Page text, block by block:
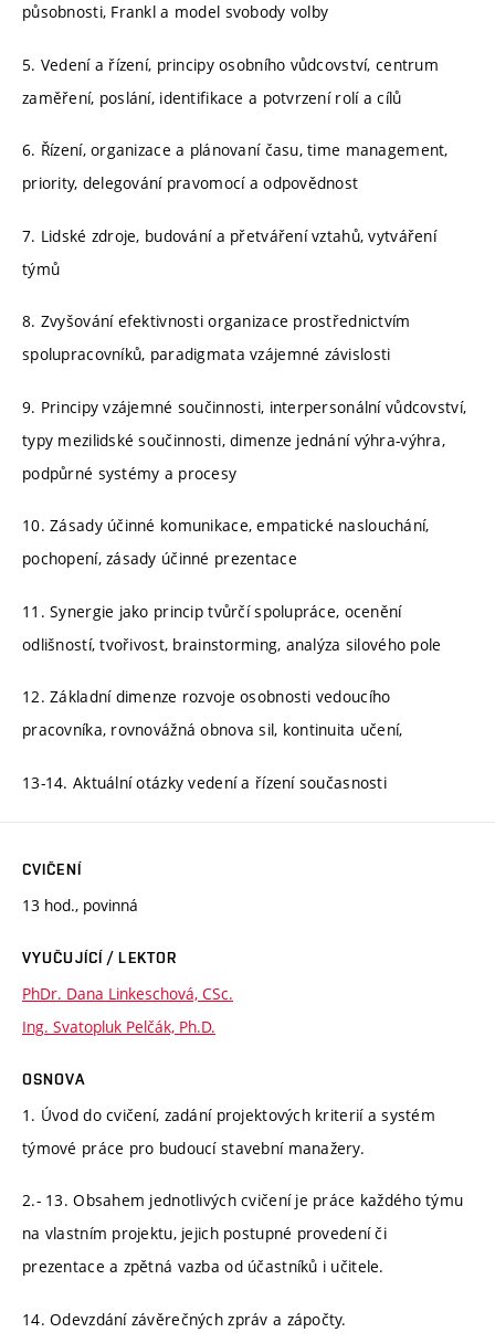
působnosti, Frankl a model svobody volby
5. Vedení a řízení, principy osobního vůdcovství, centrum
zaměření, poslání, identifikace a potvrzení rolí a cílů
6. Řízení, organizace a plánovaní času, time management,
priority, delegování pravomocí a odpovědnost
7. Lidské zdroje, budování a přetváření vztahů, vytváření
týmů
8. Zvyšování efektivnosti organizace prostřednictvím
spolupracovníků, paradigmata vzájemné závislosti
9. Principy vzájemné součinnosti, interpersonální vůdcovství,
typy mezilidské součinnosti, dimenze jednání výhra-výhra,
podpůrné systémy a procesy
10. Zásady účinné komunikace, empatické naslouchání,
pochopení, zásady účinné prezentace
11. Synergie jako princip tvůrčí spolupráce, ocenění
odlišností, tvořivost, brainstorming, analýza silového pole
12. Základní dimenze rozvoje osobnosti vedoucího
pracovníka, rovnovážná obnova sil, kontinuita učení,
13-14. Aktuální otázky vedení a řízení současnosti
CVIČENÍ
13 hod., povinná
VYUČUJÍCÍ / LEKTOR
PhDr. Dana Linkeschová, CSc.
Ing. Svatopluk Pelčák, Ph.D.
OSNOVA
1. Úvod do cvičení, zadání projektových kriterií a systém
týmové práce pro budoucí stavební manažery.
2.- 13. Obsahem jednotlivých cvičení je práce každého týmu
na vlastním projektu, jejich postupné provedení či
prezentace a zpětná vazba od účastníků i učitele.
14. Odevzdání závěrečných zpráv a zápočty.